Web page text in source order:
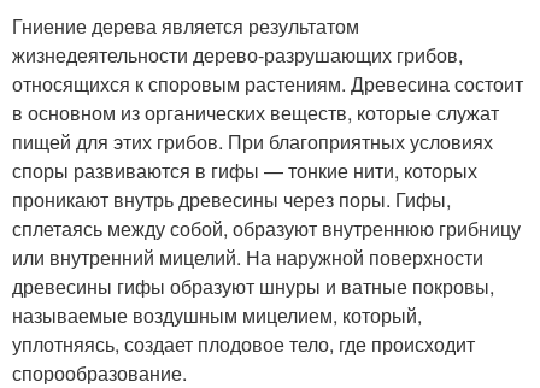
Гниение дерева является результатом
жизнедеятельности дерево-разрушающих грибов,
относящихся к споровым растениям. Древесина состоит
в основном из органических веществ, которые служат
пищей для этих грибов. При благоприятных условиях
споры развиваются в гифы — тонкие нити, которых
проникают внутрь древесины через поры. Гифы,
сплетаясь между собой, образуют внутреннюю грибницу
или внутренний мицелий. На наружной поверхности
древесины гифы образуют шнуры и ватные покровы,
называемые воздушным мицелием, который,
уплотняясь, создает плодовое тело, где происходит
спорообразование.